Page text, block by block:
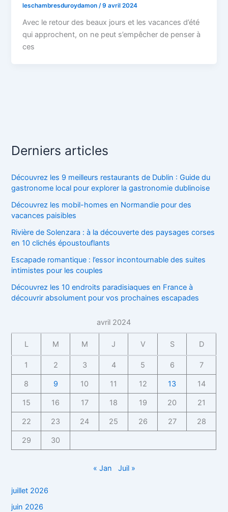
leschambresduroydamon/9 avril 2024
Avec le retour des beaux jours et les vacances d’été
qui approchent, on ne peut s’empêcher de penser à
ces
Derniers articles
Découvrez les 9 meilleurs restaurants de Dublin : Guide du
gastronome local pour explorer la gastronomie dublinoise
Découvrez les mobil-homes en Normandie pour des
vacances paisibles
Rivière de Solenzara : à la découverte des paysages corses
en 10 clichés époustouflants
Escapade romantique : l’essor incontournable des suites
intimistes pour les couples
Découvrez les 10 endroits paradisiaques en France à
découvrir absolument pour vos prochaines escapades
avril 2024
L M M J V S D
1 2 3 4 5 6 7
8 9 10 11 12 13 14
15 16 17 18 19 20 21
22 23 24 25 26 27 28
29 30
« Jan Juil »
juillet 2026
juin 2026